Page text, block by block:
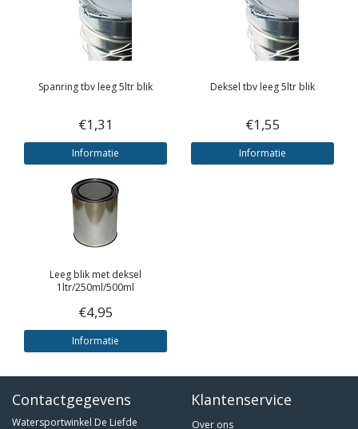
Spanring tbv leeg 5ltr blik
€1,31
Informatie
Deksel tbv leeg 5ltr blik
€1,55
Informatie
Leeg blik met deksel
1ltr/250ml/500ml
€4,95
Informatie
Contactgegevens
Watersportwinkel De Liefde
Klantenservice
Over ons